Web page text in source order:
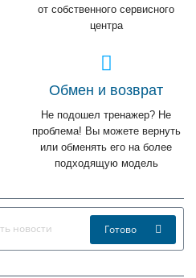
от собственного сервисного
центра
Обмен и возврат
Не подошел тренажер? Не
проблема! Вы можете вернуть
или обменять его на более
подходящую модель
Готово